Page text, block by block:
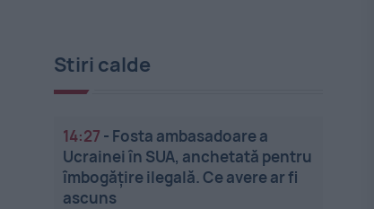
Stiri calde
14:27 - Fosta ambasadoare a
Ucrainei în SUA, anchetată pentru
îmbogățire ilegală. Ce avere ar fi
ascuns